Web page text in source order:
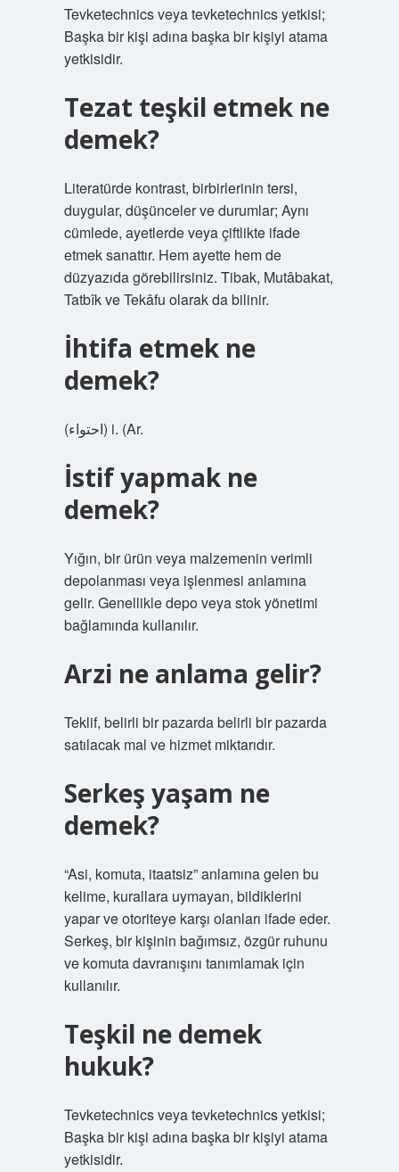
Tevketechnics veya tevketechnics yetkisi;
Başka bir kişi adına başka bir kişiyi atama
yetkisidir.
Tezat teşkil etmek ne
demek?
Literatürde kontrast, birbirlerinin tersi,
duygular, düşünceler ve durumlar; Aynı
cümlede, ayetlerde veya çiftlikte ifade
etmek sanattır. Hem ayette hem de
düzyazıda görebilirsiniz. Tibak, Mutâbakat,
Tatbîk ve Tekâfu olarak da bilinir.
İhtifa etmek ne
demek?
(ﺍﺣﺘﻮﺍﺀ) i. (Ar.
İstif yapmak ne
demek?
Yığın, bir ürün veya malzemenin verimli
depolanması veya işlenmesi anlamına
gelir. Genellikle depo veya stok yönetimi
bağlamında kullanılır.
Arzi ne anlama gelir?
Teklif, belirli bir pazarda belirli bir pazarda
satılacak mal ve hizmet miktarıdır.
Serkeş yaşam ne
demek?
“Asi, komuta, itaatsiz” anlamına gelen bu
kelime, kurallara uymayan, bildiklerini
yapar ve otoriteye karşı olanları ifade eder.
Serkeş, bir kişinin bağımsız, özgür ruhunu
ve komuta davranışını tanımlamak için
kullanılır.
Teşkil ne demek
hukuk?
Tevketechnics veya tevketechnics yetkisi;
Başka bir kişi adına başka bir kişiyi atama
yetkisidir.